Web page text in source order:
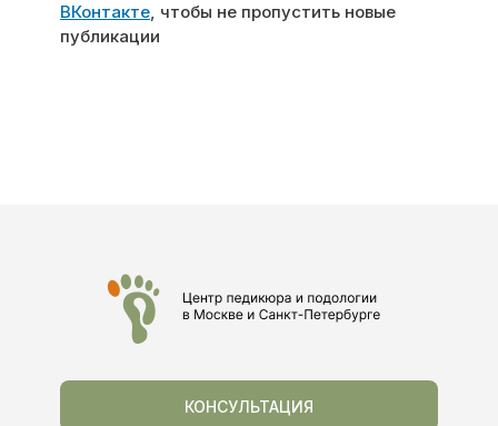
ВКонтакте, чтобы не пропустить новые
публикации
КОНСУЛЬТАЦИЯ